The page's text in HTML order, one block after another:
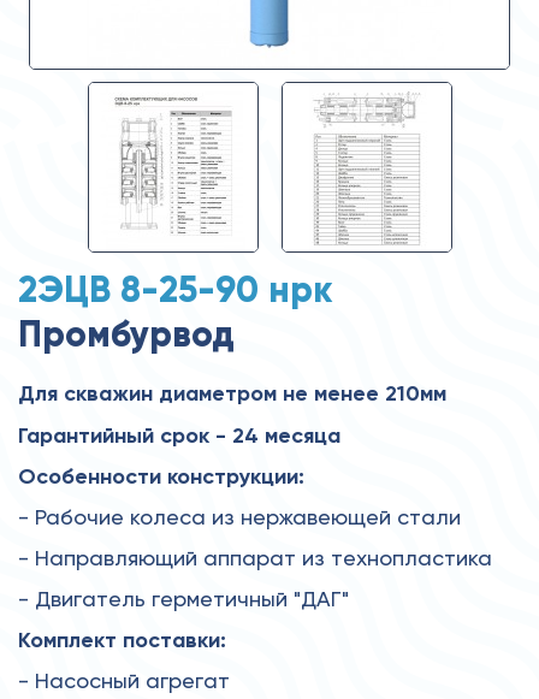
2ЭЦВ 8-25-90 нрк
Промбурвод
Для скважин диаметром не менее 210мм
Гарантийный срок - 24 месяца
Особенности конструкции:
- Рабочие колеса из нержавеющей стали
- Направляющий аппарат из технопластика
- Двигатель герметичный "ДАГ"
Комплект поставки:
- Насосный агрегат